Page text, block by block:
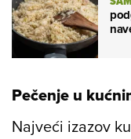
Pečenje u
Najveći izazov